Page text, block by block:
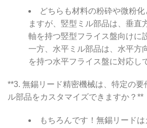
どちらも材料の粉砕や微粉
ますが、竪型ミル部品は、垂直
軸を持つ竪型フライス盤向けに
一方、水平ミル部品は、水平方
を持つ水平フライス盤に対応し
**3. 無錫リード精密機械は、特定の要
ル部品をカスタマイズできますか？**
もちろんです！無錫リード